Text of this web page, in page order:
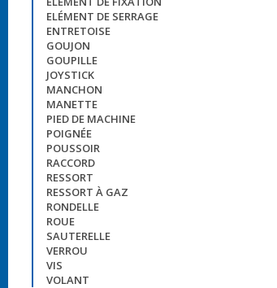
ELÉMENT DE SERRAGE
ENTRETOISE
GOUJON
GOUPILLE
JOYSTICK
MANCHON
MANETTE
PIED DE MACHINE
POIGNÉE
POUSSOIR
RACCORD
RESSORT
RESSORT À GAZ
RONDELLE
ROUE
SAUTERELLE
VERROU
VIS
VOLANT